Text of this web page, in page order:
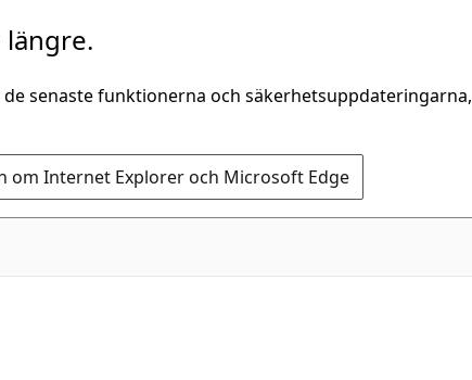
senaste funktionerna och säkerhetsuppdateringarna,
om Internet Explorer och Microsoft Edge